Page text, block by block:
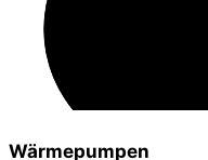
Wärmepumpen